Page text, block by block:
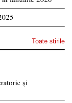
Toate stirile
și